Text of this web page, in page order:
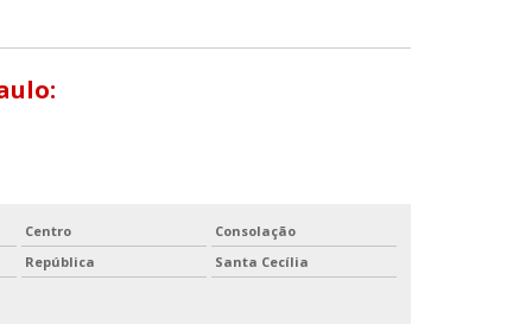
Centro
Consolação
República
Santa Cecília